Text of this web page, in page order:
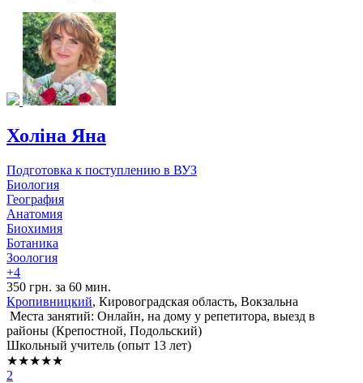
Холіна Яна
Подготовка к поступлению в ВУЗ
Биология
География
Анатомия
Биохимия
Ботаника
Зоология
+4
350 грн. за 60 мин.
Кропивницкий, Кировоградская область, Вокзальна
Места занятий: Онлайн, на дому у репетитора, выезд в
районы (Крепостной, Подольский)
Школьный учитель (опыт 13 лет)
★★★★★
2